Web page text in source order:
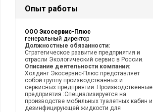
Опыт работы
ООО Экосервис-Плюс
генеральный директор
Должностные обязанности:
Стратегическое развитие предприятия и
отрасли Экологический сервис в России.
Описание деятельности компании:
Холдинг Экосервис-Плюс представляет
собой группу производстванных и
сервисных предприятий :Производственные
предприятия :Специализируется на
производстве мобильных туалетных кабин и
дезинфицирующей жидкости для